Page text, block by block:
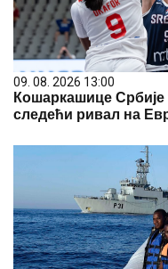
09. 08. 2026 13:00
Кошаркашице
следећи ривал на